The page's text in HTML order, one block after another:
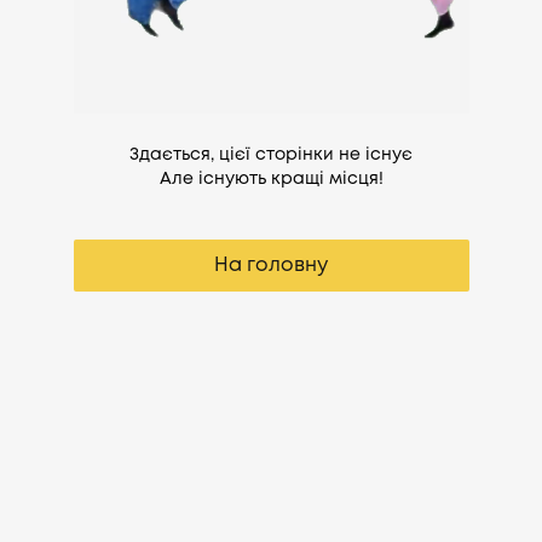
Здається, цієї сторінки не існує
Але існують кращі місця!
На головну